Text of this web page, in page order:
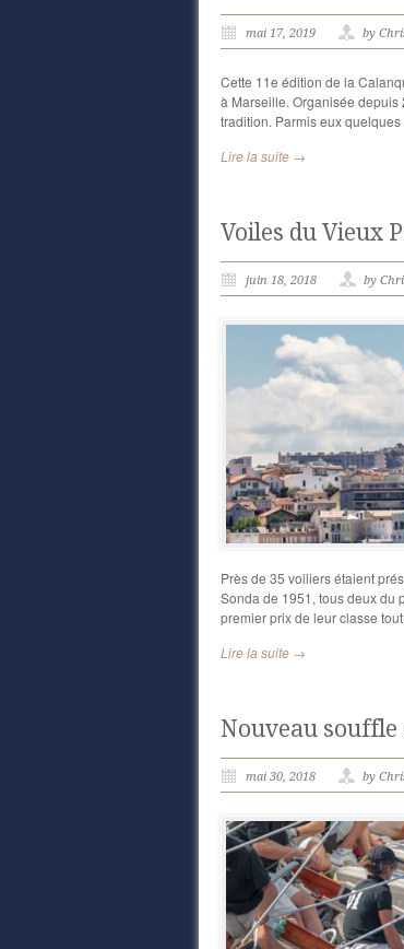
mai 17, 2019 by
Cette 11e édition de la
à Marseille. Organisée
tradition. Parmis eux
Lire la suite →
Voiles du Vieux
juin 18, 2018 by
Près de 35 voiliers étaient
Sonda de 1951, tous deux du
premier prix de leur classe
Lire la suite →
Nouveau souffle
mai 30, 2018 by